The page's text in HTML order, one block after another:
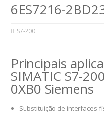
6ES7216-
S7-200
Principais
SIMATIC S7-
0XB0 Siemens
Substituição de interfaces